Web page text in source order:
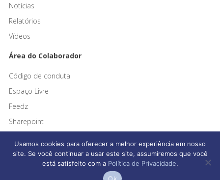
Notícias
Relatórios
Vídeos
Área do Colaborador
Código de conduta
Espaço Livre
Feedz
Sharepoint
Afonso França Engenharia © 2026 Todos os direitos reservados
Usamos cookies para oferecer a melhor experiência em nosso
site. Se você continuar a usar este site, assumiremos que você
está satisfeito com a Política de Privacidade.
Ok